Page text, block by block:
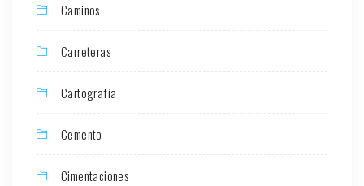
Caminos
Carreteras
Cartografía
Cemento
Cimentaciones